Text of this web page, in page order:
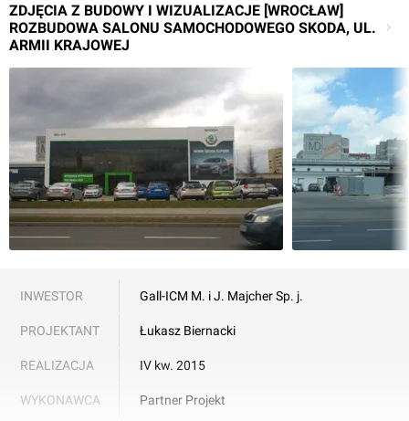
ZDJĘCIA Z BUDOWY I WIZUALIZACJE [WROCŁAW]
ROZBUDOWA SALONU SAMOCHODOWEGO SKODA, UL.
ARMII KRAJOWEJ
INWESTOR Gall-ICM M. i J. Majcher Sp. j.
PROJEKTANT Łukasz Biernacki
REALIZACJA IV kw. 2015
WYKONAWCA Partner Projekt